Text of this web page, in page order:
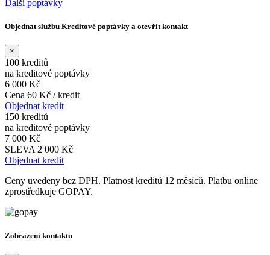
Další poptávky
Objednat službu Kreditové poptávky a otevřít kontakt
×
100 kreditů
na kreditové poptávky
6 000 Kč
Cena 60 Kč / kredit
Objednat kredit
150 kreditů
na kreditové poptávky
7 000 Kč
SLEVA 2 000 Kč
Objednat kredit
Ceny uvedeny bez DPH. Platnost kreditů 12 měsíců. Platbu online
zprostředkuje GOPAY.
Zobrazení kontaktu